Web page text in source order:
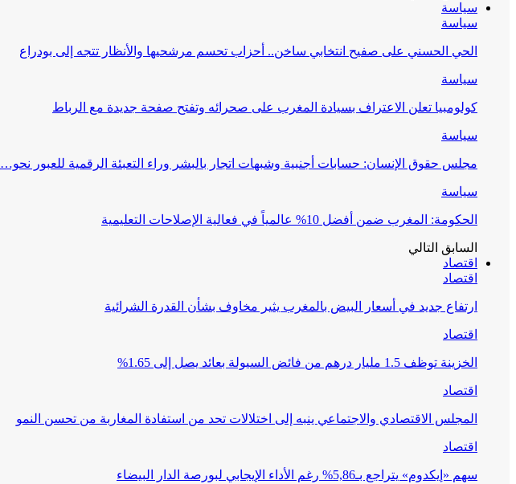
سياسة
سياسة
الحي الحسني على صفيح انتخابي ساخن.. أحزاب تحسم مرشحيها والأنظار تتجه إلى بودراع
سياسة
كولومبيا تعلن الاعتراف بسيادة المغرب على صحرائه وتفتح صفحة جديدة مع الرباط
سياسة
مجلس حقوق الإنسان: حسابات أجنبية وشبهات اتجار بالبشر وراء التعبئة الرقمية للعبور نحو…
سياسة
الحكومة: المغرب ضمن أفضل 10% عالمياً في فعالية الإصلاحات التعليمية
السابق التالي
اقتصاد
اقتصاد
ارتفاع جديد في أسعار البيض بالمغرب يثير مخاوف بشأن القدرة الشرائية
اقتصاد
الخزينة توظف 1.5 مليار درهم من فائض السيولة بعائد يصل إلى 1.65%
اقتصاد
المجلس الاقتصادي والاجتماعي ينبه إلى اختلالات تحد من استفادة المغاربة من تحسن النمو
اقتصاد
سهم «إيكدوم» يتراجع بـ5,86% رغم الأداء الإيجابي لبورصة الدار البيضاء